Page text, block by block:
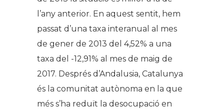
l’any anterior. En aquest sentit, hem
passat d’una taxa interanual al mes
de gener de 2013 del 4,52% a una
taxa del -12,91% al mes de maig de
2017. Després d’Andalusia, Catalunya
és la comunitat autònoma en la que
més s’ha reduït la desocupació en